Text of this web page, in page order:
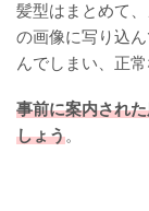
髪型はまとめて
の画像に写り込
んでしまい、正
事前に案内され
しょう。